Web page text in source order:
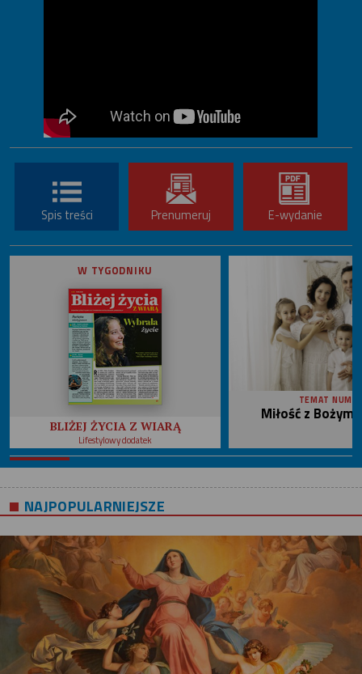
Spis treści Prenumeruj E-wydanie
W TYGODNIKU
BLIŻEJ ŻYCIA Z WIARĄ
Lifestylowy dodatek
TEMAT
Miłość z
NAJPOPULARNIEJSZE